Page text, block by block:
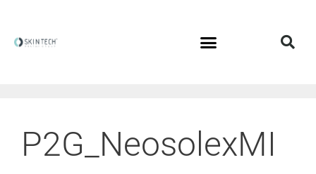
P2G_NeosolexMI